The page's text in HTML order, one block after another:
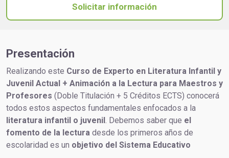
Solicitar información
Presentación
Realizando este Curso de Experto en Literatura Infantil y
Juvenil Actual + Animación a la Lectura para Maestros y
Profesores (Doble Titulación + 5 Créditos ECTS) conocerá
todos estos aspectos fundamentales enfocados a la
literatura infantil o juvenil . Debemos saber que el
fomento de la lectura desde los primeros años de
escolaridad es un objetivo del Sistema Educativo